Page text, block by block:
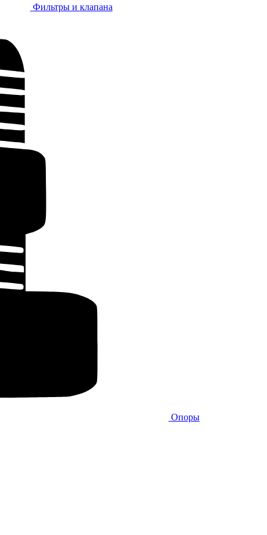
Фильтры и клапана
Опоры